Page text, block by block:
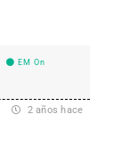
EM On
2 años hace